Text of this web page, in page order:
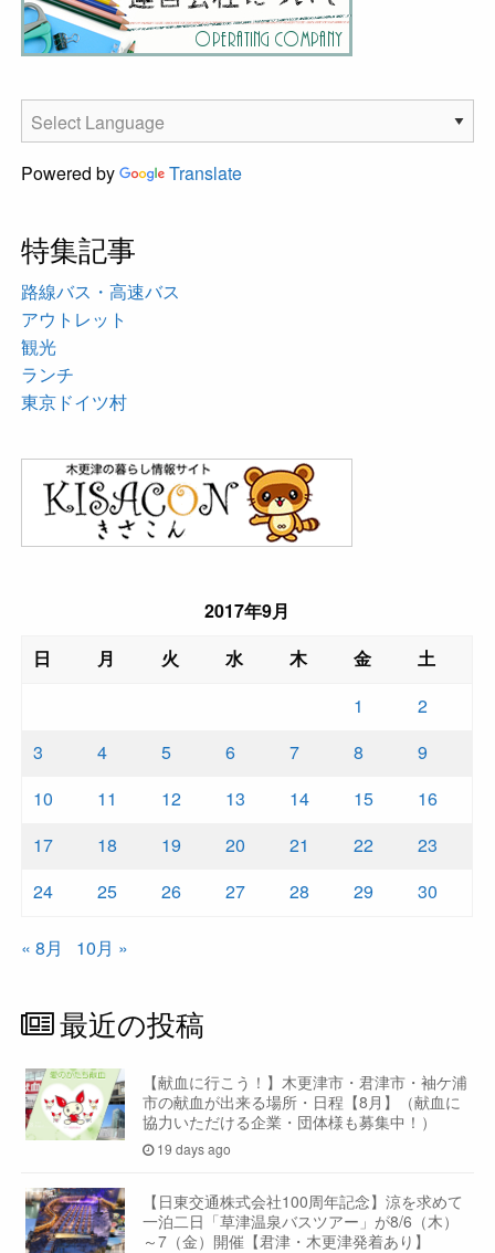
Powered by Translate
特集記事
路線バス・高速バス
アウトレット
観光
ランチ
東京ドイツ村
2017年9月
日
月 火 水 木 金
土
1
2
3
4 5 6 7 8
9
10
11 12 13 14 15
16
17
18 19 20 21 22
23
24
25 26 27 28 29 30
« 8月 10月 »
最近の投稿
【献血に行こう！】木更津市・君津市・袖ケ浦
市の献血が出来る場所・日程【8月】（献血に
協力いただける企業・団体様も募集中！）
19 days ago
【日東交通株式会社100周年記念】涼を求めて
一泊二日「草津温泉バスツアー」が8/6（木）
～7（金）開催【君津・木更津発着あり】